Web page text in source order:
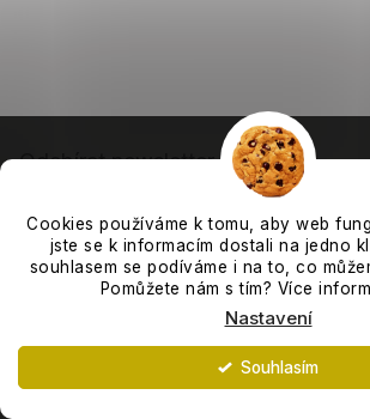
Cookies používáme k tomu, aby web
jste se k informacím dostali na jedno
souhlasem se podíváme i na to, co
Pomůžete nám s tím? Více
Nastavení
Souhlasím
Expedujeme každý pracovní den. :-)
r
v
k
y
v
ý
p
i
s
u
á
p
Odebírat newsletter
nových produktech na našem e-shopu.
Vložením e-mailu souhlasíte spodmínkami